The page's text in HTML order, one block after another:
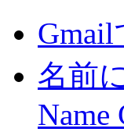
名前
Name